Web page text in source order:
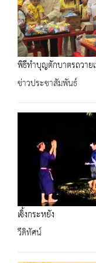
พิธีทำบุญตักบาตรถวาย
ข่าวประชาสัมพันธ์
เซิ้งกระหยัง
วีดิทัศน์